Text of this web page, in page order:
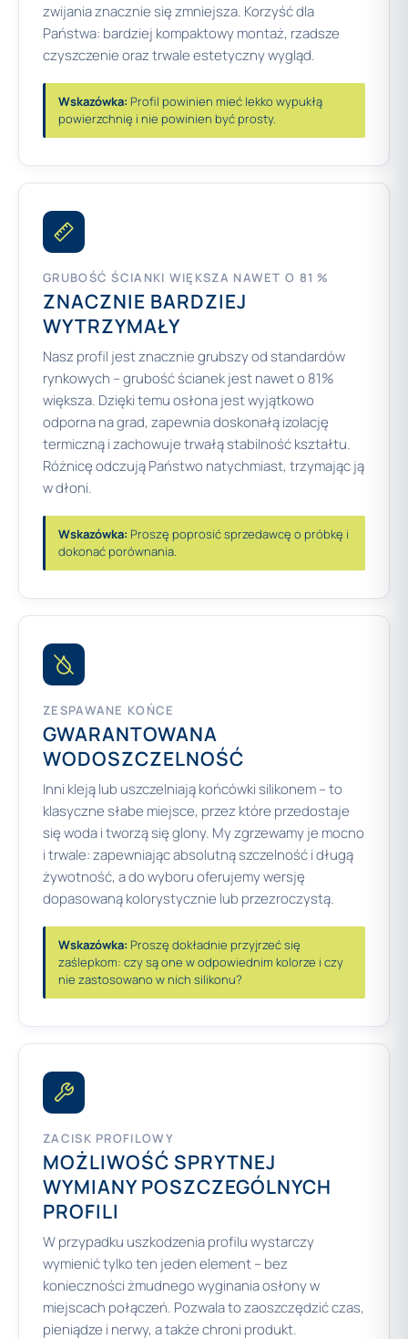
zwijania znacznie się zmniejsza. Korzyść dla
Państwa: bardziej kompaktowy montaż, rzadsze
czyszczenie oraz trwale estetyczny wygląd.
Wskazówka: Profil powinien mieć lekko wypukłą
powierzchnię i nie powinien być prosty.
GRUBOŚĆ ŚCIANKI WIĘKSZA NAWET O 81 %
ZNACZNIE BARDZIEJ
WYTRZYMAŁY
Nasz profil jest znacznie grubszy od standardów
rynkowych – grubość ścianek jest nawet o 81%
większa. Dzięki temu osłona jest wyjątkowo
odporna na grad, zapewnia doskonałą izolację
termiczną i zachowuje trwałą stabilność kształtu.
Różnicę odczują Państwo natychmiast, trzymając ją
w dłoni.
Wskazówka: Proszę poprosić sprzedawcę o próbkę i
dokonać porównania.
ZESPAWANE KOŃCE
GWARANTOWANA
WODOSZCZELNOŚĆ
Inni kleją lub uszczelniają końcówki silikonem – to
klasyczne słabe miejsce, przez które przedostaje
się woda i tworzą się glony. My zgrzewamy je mocno
i trwale: zapewniając absolutną szczelność i długą
żywotność, a do wyboru oferujemy wersję
dopasowaną kolorystycznie lub przezroczystą.
Wskazówka: Proszę dokładnie przyjrzeć się
zaślepkom: czy są one w odpowiednim kolorze i czy
nie zastosowano w nich silikonu?
ZACISK PROFILOWY
MOŻLIWOŚĆ SPRYTNEJ
WYMIANY POSZCZEGÓLNYCH
PROFILI
W przypadku uszkodzenia profilu wystarczy
wymienić tylko ten jeden element – bez
konieczności żmudnego wyginania osłony w
miejscach połączeń. Pozwala to zaoszczędzić czas,
pieniądze i nerwy, a także chroni produkt.